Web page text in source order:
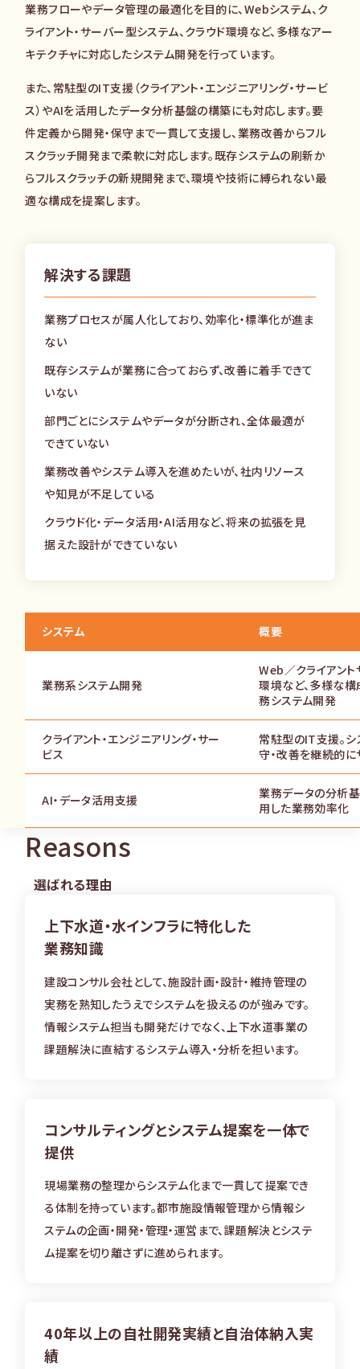
業務フローやデータ管理の最適化を目的に、Webシステム、ク
ライアント・サーバー型システム、クラウド環境など、多様なアー
キテクチャに対応したシステム開発を行っています。
また、常駐型のIT支援（クライアント・エンジニアリング・サービ
ス）やAIを活用したデータ分析基盤の構築にも対応します。要
件定義から開発・保守まで一貫して支援し、業務改善からフル
スクラッチ開発まで柔軟に対応します。既存システムの刷新か
らフルスクラッチの新規開発まで、環境や技術に縛られない最
適な構成を提案します。
解決する課題
業務プロセスが属人化しており、効率化・標準化が進ま
ない
既存システムが業務に合っておらず、改善に着手できて
いない
部門ごとにシステムやデータが分断され、全体最適が
できていない
業務改善やシステム導入を進めたいが、社内リソース
や知見が不足している
クラウド化・データ活用・AI活用など、将来の拡張を見
据えた設計ができていない
システム 概要
業務系システム開発
Web／クライアン
環境など、多様な
務システム開発
クライアント・エンジニアリング・サー
ビス
常駐型のIT支援。シ
守・改善を継続的に
AI・データ活用支援
業務データの分析
用した業務効率化
Reasons
選ばれる理由
上下水道・水インフラに特化した
業務知識
建設コンサル会社として、施設計画・設計・維持管理の
実務を熟知したうえでシステムを扱えるのが強みです。
情報システム担当も開発だけでなく、上下水道事業の
課題解決に直結するシステム導入・分析を担います。
コンサルティングとシステム提案を一体で
提供
現場業務の整理からシステム化まで一貫して提案でき
る体制を持っています。都市施設情報管理から情報シ
ステムの企画・開発・管理・運営まで、課題解決とシステ
ム提案を切り離さずに進められます。
40年以上の自社開発実績と自治体納入実
績